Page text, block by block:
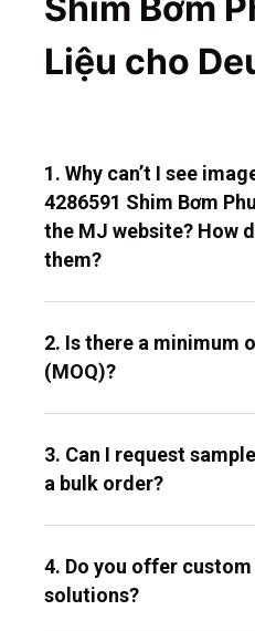
Liệu cho
1. Why can’t I see
4286591 Shim Bơm
the MJ website? How
them?
2. Is there a minimum
(MOQ)?
3. Can I request
a bulk order?
4. Do you offer
solutions?